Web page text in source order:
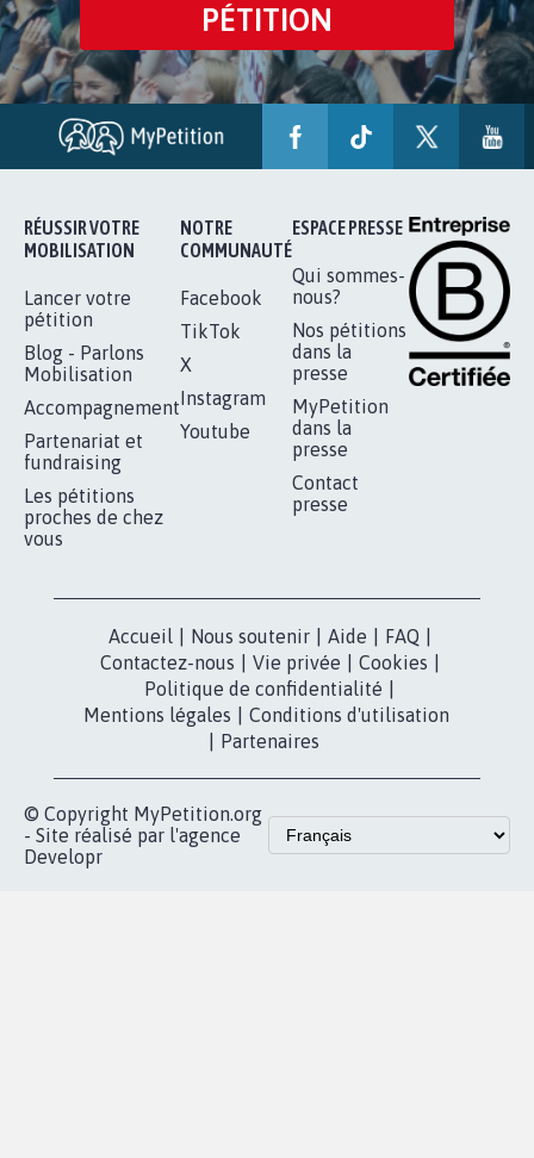
PÉTITION
RÉUSSIR VOTRE
MOBILISATION
Lancer votre
pétition
Blog - Parlons
Mobilisation
Accompagnement
Partenariat et
fundraising
Les pétitions
proches de chez
vous
NOTRE
COMMUNAUTÉ
Facebook
TikTok
X
Instagram
Youtube
ESPACE PRESSE
Qui sommes-
nous?
Nos pétitions
dans la
presse
MyPetition
dans la
presse
Contact
presse
Accueil Nous soutenir Aide FAQ
Contactez-nous
Vie privée Cookies
Politique de confidentialité
Mentions légales
Conditions d'utilisation
Partenaires
© Copyright MyPetition.org
- Site réalisé par l'agence
Developr